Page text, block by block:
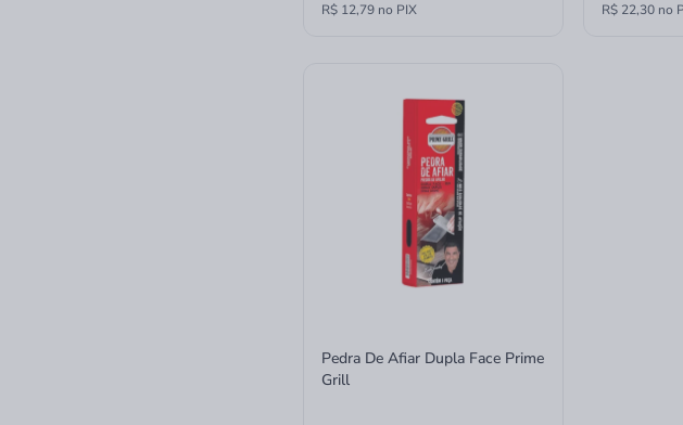
R$ 12,79 no PIX R$ 22,30 no
Pedra De Afiar Dupla Face Prime
Grill